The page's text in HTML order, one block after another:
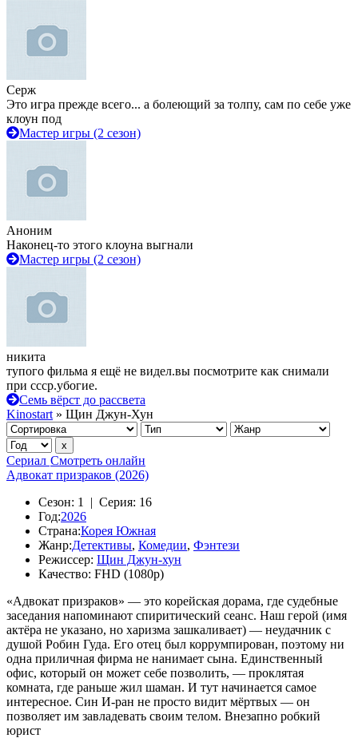
Серж
Это игра прежде всего... а болеющий за толпу, сам по себе уже
клоун под
Мастер игры (2 сезон)
Аноним
Наконец-то этого клоуна выгнали
Мастер игры (2 сезон)
никита
тупого фильма я ещё не видел.вы посмотрите как снимали
при ссср.убогие.
Семь вёрст до рассвета
Kinostart » Щин Джун-Хун
Сериал Смотреть онлайн
Адвокат призраков (2026)
Сезон: 1 | Серия: 16
Год:2026
Страна:Корея Южная
Жанр:Детективы, Комедии, Фэнтези
Режиссер: Щин Джун-хун
Качество: FHD (1080p)
«Адвокат призраков» — это корейская дорама, где судебные
заседания напоминают спиритический сеанс. Наш герой (имя
актёра не указано, но харизма зашкаливает) — неудачник с
душой Робин Гуда. Его отец был коррумпирован, поэтому ни
одна приличная фирма не нанимает сына. Единственный
офис, который он может себе позволить, — проклятая
комната, где раньше жил шаман. И тут начинается самое
интересное. Син И-ран не просто видит мёртвых — он
позволяет им завладевать своим телом. Внезапно робкий
юрист